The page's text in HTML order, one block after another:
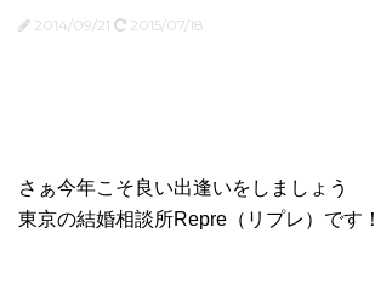
2014/09/21 2015/07/18
さぁ今年こそ良い出逢いをしましょう
東京の結婚相談所Repre（リプレ）です！